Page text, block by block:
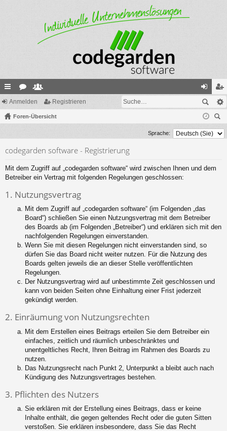
ch
ne
or
en
itg
lie
n
m
el
eg
ist
rie
Anmelden Registrieren
Foren-Übersicht
uc
he
Sprache:
codegarden software - Registrierung
Mit dem Zugriff auf „codegarden software“ wird zwischen Ihnen und dem
Betreiber ein Vertrag mit folgenden Regelungen geschlossen:
1. Nutzungsvertrag
Mit dem Zugriff auf „codegarden software“ (im Folgenden „das
Board“) schließen Sie einen Nutzungsvertrag mit dem Betreiber
des Boards ab (im Folgenden „Betreiber“) und erklären sich mit den
nachfolgenden Regelungen einverstanden.
Wenn Sie mit diesen Regelungen nicht einverstanden sind, so
dürfen Sie das Board nicht weiter nutzen. Für die Nutzung des
Boards gelten jeweils die an dieser Stelle veröffentlichten
Regelungen.
Der Nutzungsvertrag wird auf unbestimmte Zeit geschlossen und
kann von beiden Seiten ohne Einhaltung einer Frist jederzeit
gekündigt werden.
2. Einräumung von Nutzungsrechten
Mit dem Erstellen eines Beitrags erteilen Sie dem Betreiber ein
einfaches, zeitlich und räumlich unbeschränktes und
unentgeltliches Recht, Ihren Beitrag im Rahmen des Boards zu
nutzen.
Das Nutzungsrecht nach Punkt 2, Unterpunkt a bleibt auch nach
Kündigung des Nutzungsvertrages bestehen.
3. Pflichten des Nutzers
Sie erklären mit der Erstellung eines Beitrags, dass er keine
Inhalte enthält, die gegen geltendes Recht oder die guten Sitten
verstoßen. Sie erklären insbesondere, dass Sie das Recht